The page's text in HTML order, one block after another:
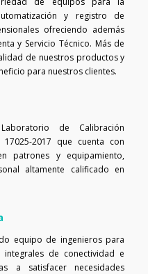
y registro de
ofreciendo además
y Servicio Técnico. Más de
de nuestros productos y
para nuestros clientes.
de Calibración
2017 que cuenta con
patrones y equipamiento,
altamente calificado en
equipo de ingenieros para
de conectividad e
a satisfacer necesidades